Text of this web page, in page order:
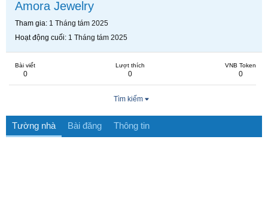
Amora Jewelry
Tham gia 1 Tháng tám 2025
Hoạt động cuối 1 Tháng tám 2025
Bài viết
0
Lượt thích
0
VNB Token
0
Tìm kiếm
Tường nhà Bài đăng Thông tin